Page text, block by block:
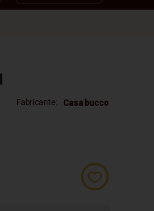
Fabricante:
Casa bucco